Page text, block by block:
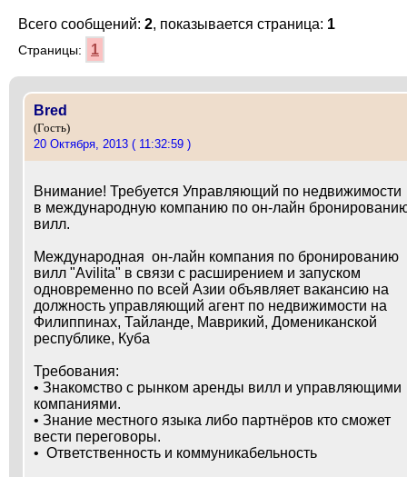
Всего сообщений: 2, показывается страница: 1
Страницы: 1
Bred
(Гость)
20 Октября, 2013 ( 11:32:59 )
Внимание! Требуется Управляющий по недвижимости
в международную компанию по он-лайн
вилл.
Международная он-лайн компания по бронированию
вилл "Avilita" в связи с расширением и запуском
одновременно по всей Азии объявляет вакансию на
должность управляющий агент по недвижимости на
Филиппинах, Тайланде, Маврикий, Домениканской
республике, Куба
Требования:
• Знакомство с рынком аренды вилл и управляющими
компаниями.
• Знание местного языка либо партнёров кто сможет
вести переговоры.
• Ответственность и коммуникабельность